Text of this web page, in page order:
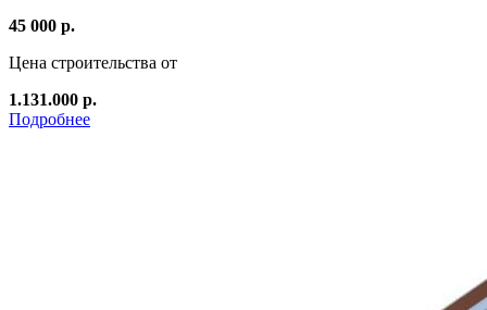
45 000 р.
Цена строительства от
1.131.000 р.
Подробнее